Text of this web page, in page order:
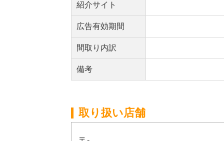
紹介サイト
広告有効期間
間取り内訳
備考
取り扱い店舗